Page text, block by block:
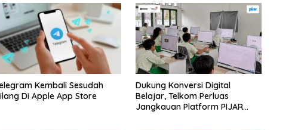
Kembali Sesudah
Di Apple App Store
Dukung Konversi Digital
Belajar, Telkom Perluas
Jangkauan Platform PIJAR